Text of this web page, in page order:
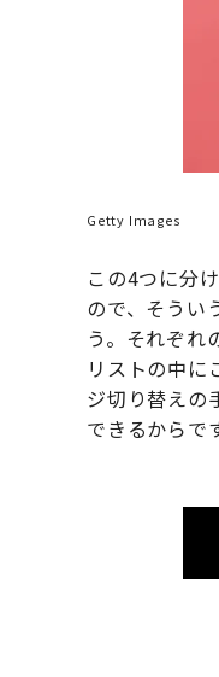
Getty Images
この4つに分
ので、そうい
う。それぞれ
リストの中に
ジ切り替えの
できるからで